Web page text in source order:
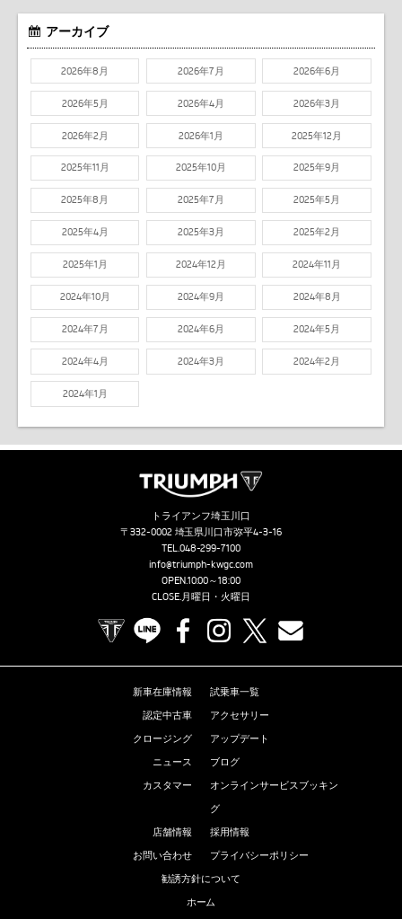
アーカイブ
2026年8月 2026年7月 2026年6月
2026年5月 2026年4月 2026年3月
2026年2月 2026年1月 2025年12月
2025年11月 2025年10月 2025年9月
2025年8月 2025年7月 2025年5月
2025年4月 2025年3月 2025年2月
2025年1月 2024年12月 2024年11月
2024年10月 2024年9月 2024年8月
2024年7月 2024年6月 2024年5月
2024年4月 2024年3月 2024年2月
2024年1月
トライアンフ埼玉川口
〒332-0002 埼玉県川口市弥平4-3-16
TEL.048-299-7100
info@triumph-kwgc.com
OPEN.10:00～18:00
CLOSE.月曜日・火曜日
TRIUMPH OFFICIAL SITE
LINE FacebookInstagram
新車在庫情報
試乗車一覧
認定中古車
アクセサリー
クロージング
アップデート
ニュース
ブログ
カスタマー
オンラインサービスブッキン
グ
店舗情報
採用情報
お問い合わせ
プライバシーポリシー
勧誘方針について
ホーム